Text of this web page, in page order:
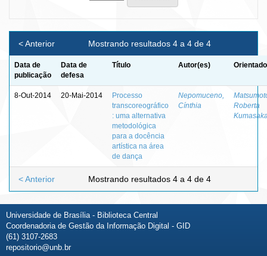
Mostrando resultados 4 a 4 de 4
< Anterior
Data de
publicação
Data de
defesa
Título Autor(es)
8-Out-2014 20-Mai-2014
Processo
transcoreográfico
: uma alternativa
metodológica
para a docência
artística na área
de dança
Nepomuceno,
Cínthia
Roberta
Mostrando resultados 4 a 4 de 4
< Anterior
Universidade de Brasília - Biblioteca Central
Coordenadoria de Gestão da Informação Digital - GID
(61) 3107-2683
repositorio@unb.br